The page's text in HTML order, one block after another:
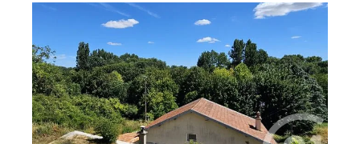
MIGNE AUXANCES 86
133 m , 5 pièces
Ref : 1950
Maison à vendre
220 000 €